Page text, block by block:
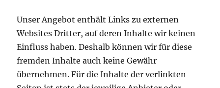
Unser Angebot enthält Links zu externen
Websites Dritter, auf deren Inhalte wir keinen
Einfluss haben. Deshalb können wir für diese
fremden Inhalte auch keine Gewähr
übernehmen. Für die Inhalte der verlinkten